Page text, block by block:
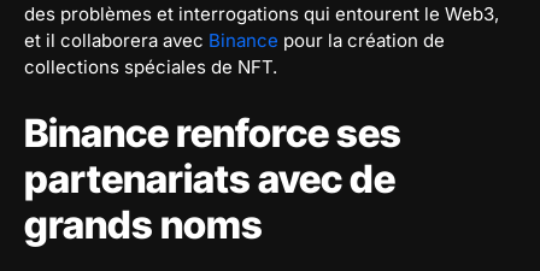
des problèmes et interrogations qui entourent le Web3,
et il collaborera avec Binance pour la création de
collections spéciales de NFT.
Binance renforce ses
partenariats avec de
grands noms